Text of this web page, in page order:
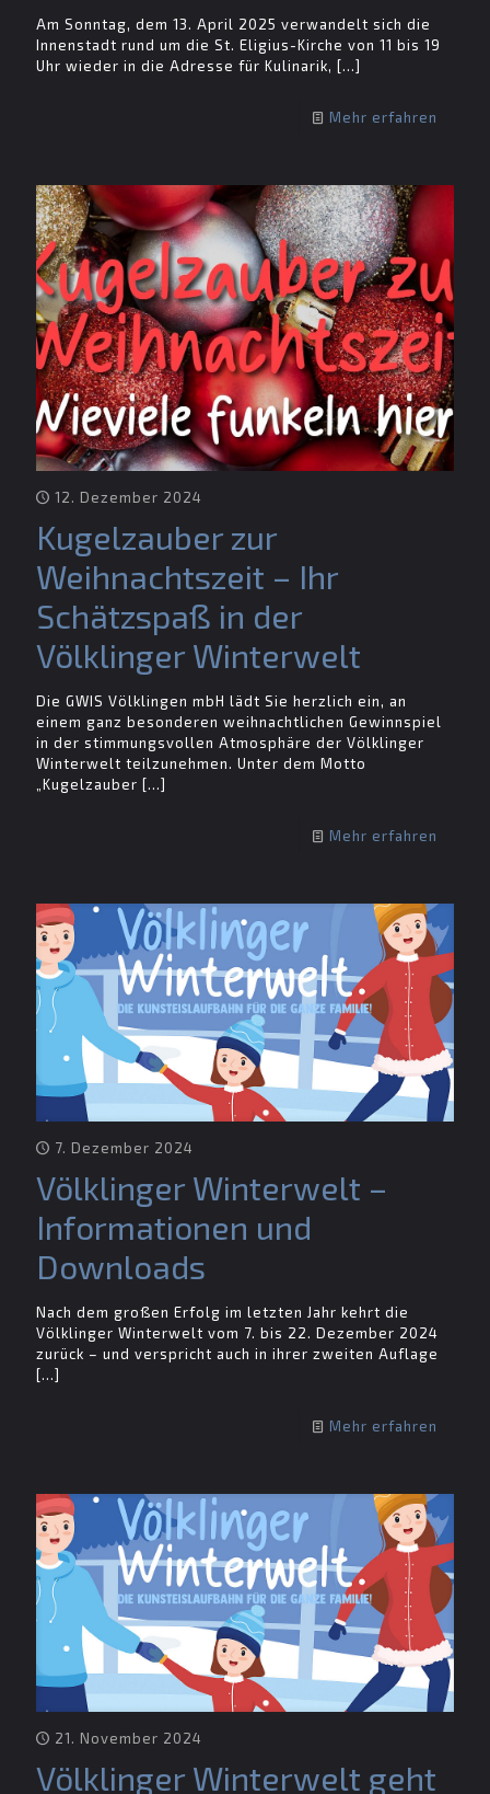
Am Sonntag, dem 13. April 2025 verwandelt sich die
Innenstadt rund um die St. Eligius-Kirche von 11 bis 19
Uhr wieder in die Adresse für Kulinarik, […]
Mehr erfahren
12. Dezember 2024
Kugelzauber zur
Weihnachtszeit – Ihr
Schätzspaß in der
Völklinger Winterwelt
Die GWIS Völklingen mbH lädt Sie herzlich ein, an
einem ganz besonderen weihnachtlichen Gewinnspiel
in der stimmungsvollen Atmosphäre der Völklinger
Winterwelt teilzunehmen. Unter dem Motto
„Kugelzauber […]
Mehr erfahren
7. Dezember 2024
Völklinger Winterwelt –
Informationen und
Downloads
Nach dem großen Erfolg im letzten Jahr kehrt die
Völklinger Winterwelt vom 7. bis 22. Dezember 2024
zurück – und verspricht auch in ihrer zweiten Auflage
[…]
Mehr erfahren
21. November 2024
Völklinger Winterwelt geht